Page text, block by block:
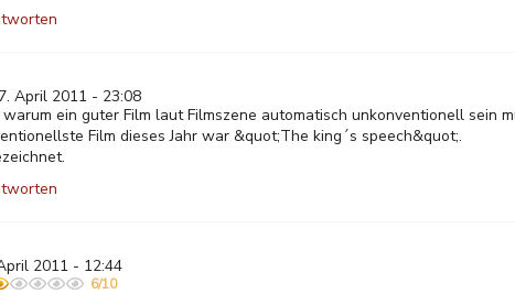
April 2011 - 23:08
ein guter Film laut Filmszene automatisch unkonventionell sein
Film dieses Jahr war &quot;The king´s speech&quot;.
2011 - 12:44
6/10